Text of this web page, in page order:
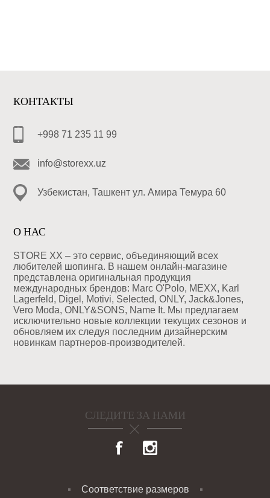
КОНТАКТЫ
+998 71 235 11 99
info@storexx.uz
Узбекистан, Ташкент ул. Амира Темура 60
О НАС
STORE XX – это сервис, объединяющий всех
любителей шопинга. В нашем онлайн-магазине
представлена оригинальная продукция
международных брендов: Marc O'Polo, MEXX, Karl
Lagerfeld, Digel, Motivi, Selected, ONLY, Jack&Jones,
Vero Moda, ONLY&SONS, Name It. Мы предлагаем
исключительно новые коллекции текущих сезонов и
обновляем их следуя последним дизайнерским
новинкам партнеров-производителей.
СЛЕДИТЕ ЗА НАМИ
Соответствие размеров